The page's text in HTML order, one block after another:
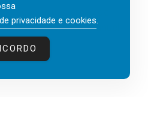
décadas nas áreas de
e Liderança, Manuel
da...
privacidade e cookies.